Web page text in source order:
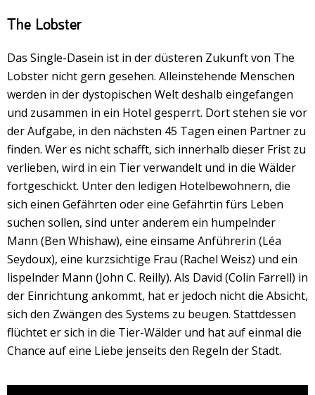
The Lobster
Das Single-Dasein ist in der düsteren Zukunft von The
Lobster nicht gern gesehen. Alleinstehende Menschen
werden in der dystopischen Welt deshalb eingefangen
und zusammen in ein Hotel gesperrt. Dort stehen sie vor
der Aufgabe, in den nächsten 45 Tagen einen Partner zu
finden. Wer es nicht schafft, sich innerhalb dieser Frist zu
verlieben, wird in ein Tier verwandelt und in die Wälder
fortgeschickt. Unter den ledigen Hotelbewohnern, die
sich einen Gefährten oder eine Gefährtin fürs Leben
suchen sollen, sind unter anderem ein humpelnder
Mann (Ben Whishaw), eine einsame Anführerin (Léa
Seydoux), eine kurzsichtige Frau (Rachel Weisz) und ein
lispelnder Mann (John C. Reilly). Als David (Colin Farrell) in
der Einrichtung ankommt, hat er jedoch nicht die Absicht,
sich den Zwängen des Systems zu beugen. Stattdessen
flüchtet er sich in die Tier-Wälder und hat auf einmal die
Chance auf eine Liebe jenseits den Regeln der Stadt.